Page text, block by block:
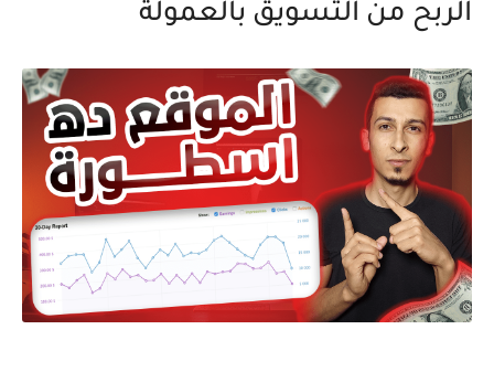
الربح من التسويق بالعمولة